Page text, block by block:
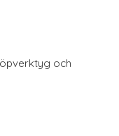
och